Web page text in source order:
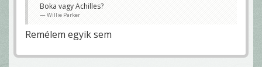
Boka vagy Achilles?
Willie Parker
Remélem egyik sem